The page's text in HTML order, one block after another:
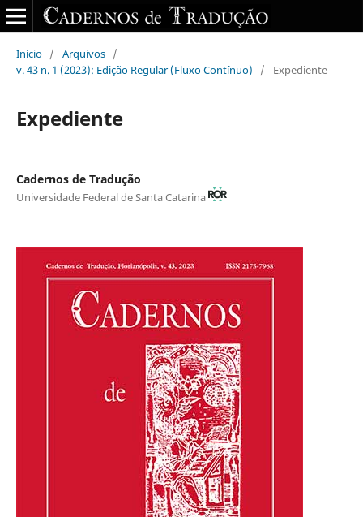
Início / Arquivos /
v. 43 n. 1 (2023): Edição Regular (Fluxo Contínuo)
/ Expediente
Expediente
Cadernos de Tradução
Universidade Federal de Santa Catarina